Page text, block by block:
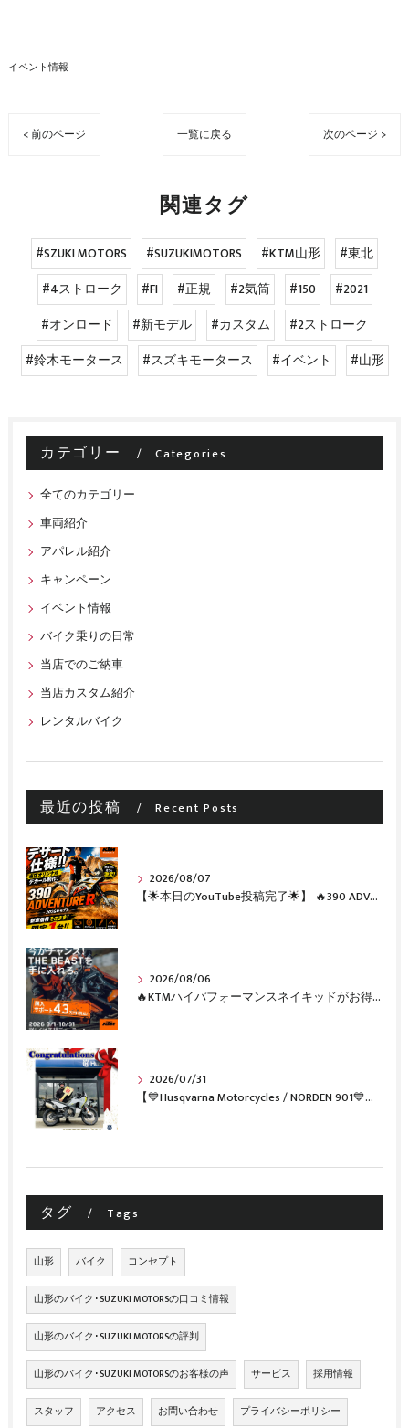
イベント情報
< 前のページ 一覧に戻る 次のページ >
関連タグ
#SZUKI MOTORS #SUZUKIMOTORS #KTM山形
#東北
#4ストローク
#FI #正規 #2気筒 #150
#2021
#オンロード
#新モデル #カスタム
#2ストローク
#鈴木モータース
#スズキモータース #イベント #山形
カテゴリー Categories
全てのカテゴリー
車両紹介
アパレル紹介
キャンペーン
イベント情報
バイク乗りの日常
当店でのご納車
当店カスタム紹介
レンタルバイク
最近の投稿 Recent Posts
2026/08/07
【🌟本日のYouTube投稿完了🌟】 🔥390 ADVENTURE R × KTM山形 オリジナルデカール仕様誕生🔥
2026/08/06
🔥KTMハイパフォーマンスネイキッドがお得に手に入るチャンス🔥
2026/07/31
【💙Husqvarna Motorcycles / NORDEN 901💙】 ご納車おめでとうございます🎉✨
タグ Tags
山形 バイク コンセプト
山形のバイク･SUZUKI MOTORSの口コミ情報
山形のバイク･SUZUKI MOTORSの評判
山形のバイク･SUZUKI MOTORSのお客様の声 サービス 採用情報
スタッフ アクセス お問い合わせ プライバシーポリシー